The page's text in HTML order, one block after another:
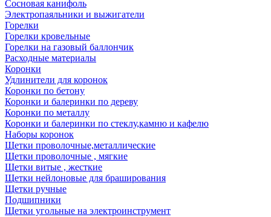
Сосновая канифоль
Электропаяльники и выжигатели
Горелки
Горелки кровельные
Горелки на газовый баллончик
Расходные материалы
Коронки
Удлинители для коронок
Коронки по бетону
Коронки и балеринки по дереву
Коронки по металлу
Коронки и балеринки по стеклу,камню и кафелю
Наборы коронок
Щетки проволочные,металлические
Щетки проволочные , мягкие
Щетки витые , жесткие
Щетки нейлоновые для браширования
Щетки ручные
Подшипники
Щетки угольные на электроинструмент